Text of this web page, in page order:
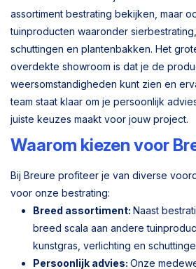
assortiment bestrating bekijken, maar
tuinproducten waaronder
schuttingen en plantenbakken. Het
overdekte showroom is dat je de
weersomstandigheden kunt zien en
team staat klaar om je persoonlijk
juiste keuzes maakt voor jouw project.
Waarom kiezen voor
Bij Breure profiteer je van diverse
voor onze bestrating:
Breed assortiment: Naast
breed scala aan andere
kunstgras, verlichting en
Persoonlijk advies: Onze